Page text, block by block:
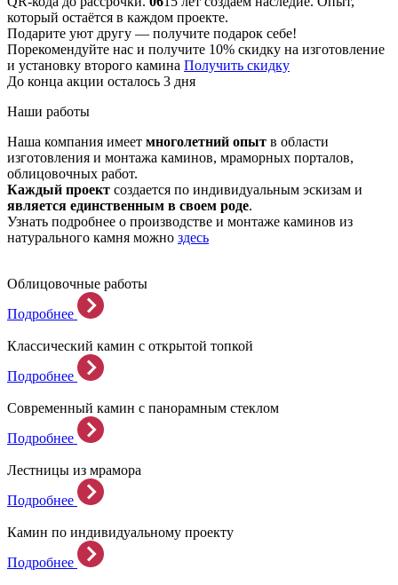
который остаётся в каждом проекте.
Подарите уют другу — получите подарок себе!
Порекомендуйте нас и получите 10% скидку на изготовление
и установку второго камина Получить скидку
До конца акции осталось 3 дня
Наши работы
Наша компания имеет многолетний опыт в области
изготовления и монтажа каминов, мраморных порталов,
облицовочных работ.
Каждый проект создается по индивидуальным эскизам и
является единственным в своем роде.
Узнать подробнее о производстве и монтаже каминов из
натурального камня можно здесь
Облицовочные работы
Подробнее
Классический камин с открытой топкой
Подробнее
Современный камин с панорамным стеклом
Подробнее
Лестницы из мрамора
Подробнее
Камин по индивидуальному проекту
Подробнее